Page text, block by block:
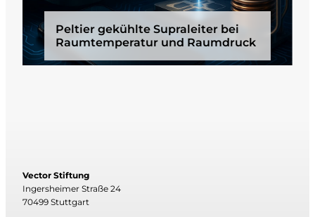
Peltier gekühlte Supraleiter bei
Raumtemperatur und Raumdruck
Vector Stiftung
Ingersheimer Straße 24
70499 Stuttgart